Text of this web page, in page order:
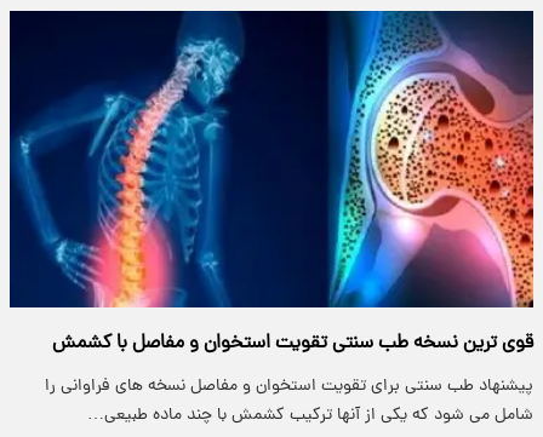
قوی ترین نسخه طب سنتی تقویت استخوان و مفاصل با کشمش
پیشنهاد طب سنتی برای تقویت استخوان و مفاصل نسخه های فراوانی را
شامل می شود که یکی از آنها ترکیب کشمش با چند ماده طبیعی…